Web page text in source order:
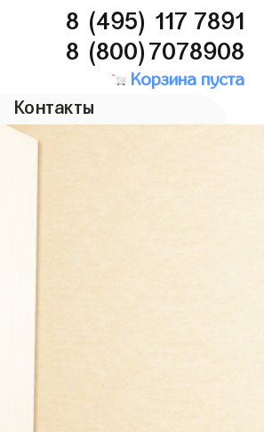
8 (495) 117 7891
8 (800)7078908
Корзина пуста
Контакты